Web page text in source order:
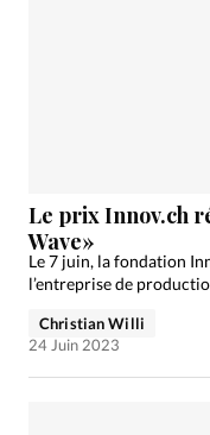
Le prix Innov.ch
Wave»
Le 7 juin, la fondation
l’entreprise de
Christian Willi
24 Juin 2023